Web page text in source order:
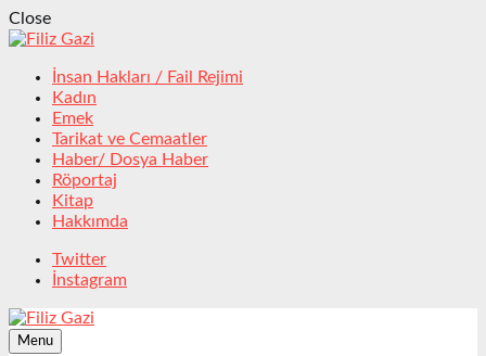
Close
İnsan Hakları / Fail Rejimi
Kadın
Emek
Tarikat ve Cemaatler
Haber/ Dosya Haber
Röportaj
Kitap
Hakkımda
Twitter
İnstagram
Menu